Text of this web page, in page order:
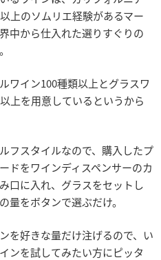
上のソムリエ経験があるマー
中から仕入れた選りすぐりの
ワイン100種類以上とグラスワ
上を用意しているというから
フスタイルなので、購入したプ
ドをワインディスペンサーのカ
口に入れ、グラスをセットし
量をボタンで選ぶだけ。
を好きな量だけ注げるので、い
ンを試してみたい方にピッタ